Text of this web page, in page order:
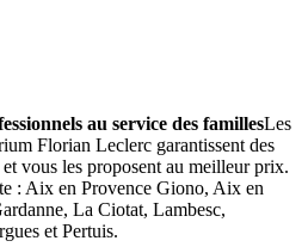
au service des famillesLes
Florian Leclerc garantissent des
vous les proposent au meilleur prix.
: Aix en Provence Giono, Aix en
La Ciotat, Lambesc,
et Pertuis.